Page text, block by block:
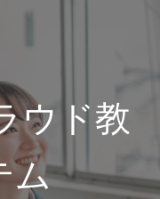
ウド教
ム